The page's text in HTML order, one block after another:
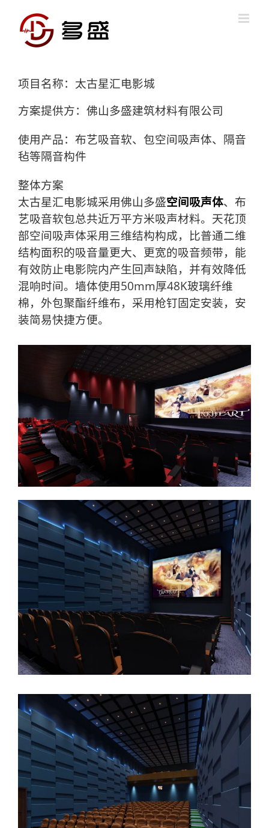
content
项目名称：太古星汇电影城
方案提供方：佛山多盛建筑材料有限公司
使用产品：布艺吸音软、包空间吸声体、隔音
毡等隔音构件
整体方案
太古星汇电影城采用佛山多盛空间吸声体、布
艺吸音软包总共近万平方米吸声材料。天花顶
部空间吸声体采用三维结构构成，比普通二维
结构面积的吸音量更大、更宽的吸音频带，能
有效防止电影院内产生回声缺陷，并有效降低
混响时间。墙体使用50mm厚48K玻璃纤维
棉，外包聚酯纤维布，采用枪钉固定安装，安
装简易快捷方便。